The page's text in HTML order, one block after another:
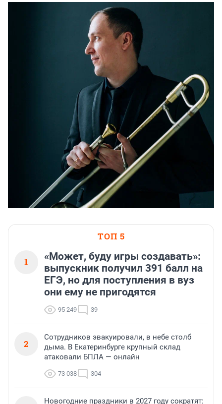
ТОП 5
1
«Может, буду игры создавать»:
выпускник получил 391 балл на
ЕГЭ, но для поступления в вуз
они ему не пригодятся
95 249 39
2
Сотрудников эвакуировали, в небе столб
дыма. В Екатеринбурге крупный склад
атаковали БПЛА — онлайн
73 038 304
Новогодние праздники в 2027 году сократят: